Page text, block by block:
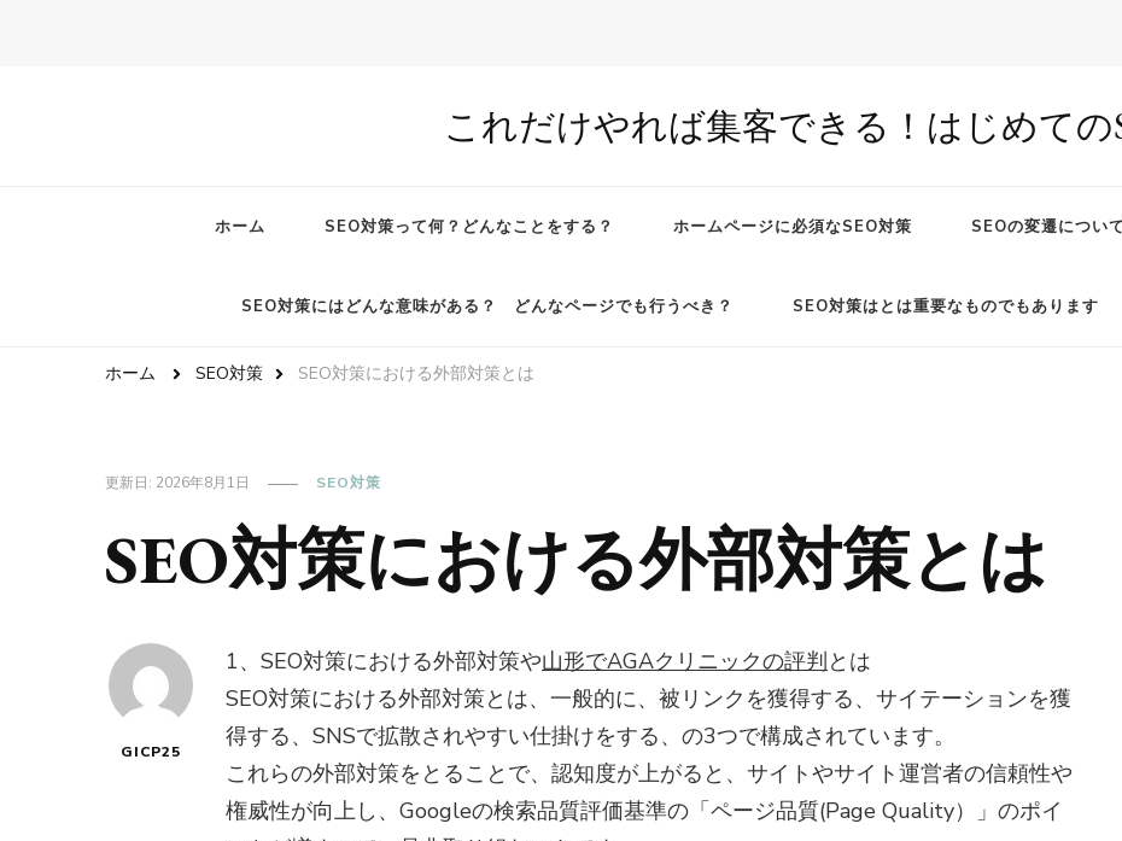
これだけやれば集客できる！はじめての
ホーム SEO対策って何？どんなことをする？ ホームページに必須なSEO対策 SEOの変遷について
SEO対策にはどんな意味がある？ どんなページでも行うべき？ SEO対策はとは重要なものでもあります
ホーム SEO対策 SEO対策における外部対策とは
更新日: 2026年8月1日 SEO対策
SEO対策における外部対策とは
GICP25
1、SEO対策における外部対策や山形でAGAクリニックの評判とは
SEO対策における外部対策とは、一般的に、被リンクを獲得する、サイテーションを獲
得する、SNSで拡散されやすい仕掛けをする、の3つで構成されています。
これらの外部対策をとることで、認知度が上がると、サイトやサイト運営者の信頼性や
権威性が向上し、Googleの検索品質評価基準の「ページ品質(Page Quality）」のポイ